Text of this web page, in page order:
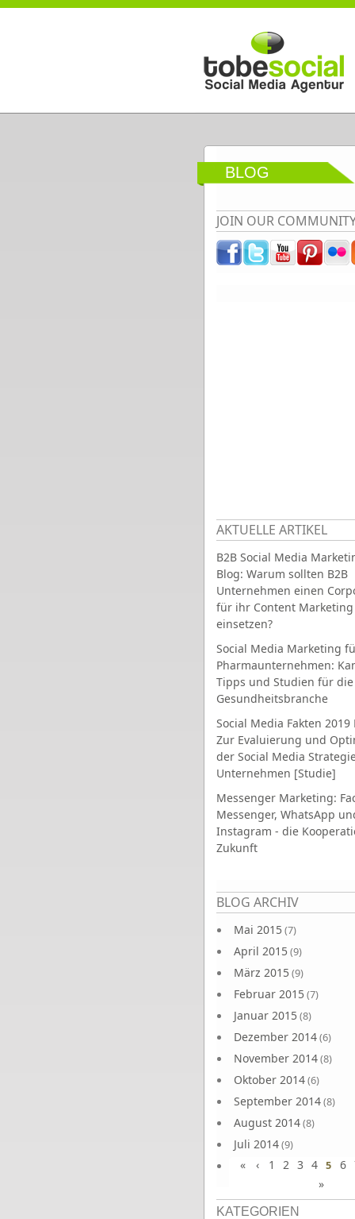
Direkt zum Inhalt
BLOG
JOIN OUR
AKTUELLE ARTIKEL
B2B Social Media
Blog: Warum sollten B2B
Unternehmen einen
für ihr Content Marketing
einsetzen?
Social Media Marketing
Pharmaunternehmen:
Tipps und Studien für die
Gesundheitsbranche
Social Media Fakten 2019
Zur Evaluierung und
der Social Media
Unternehmen [Studie]
Messenger Marketing:
Messenger, WhatsApp
Instagram - die
Zukunft
BLOG ARCHIV
Mai 2015(7)
April 2015(9)
März 2015(9)
Februar 2015(7)
Januar 2015(8)
Dezember 2014(6)
November 2014(8)
Oktober 2014(6)
September 2014(8)
August 2014(8)
Juli 2014(9)
Juni 2014(8)
Seiten
« ‹ 1 2 3 4 5 6
»
KATEGORIEN